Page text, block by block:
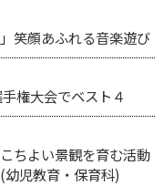
笑顔あふれる音楽遊び
権大会でベスト４
ちよい景観を育む活動
児教育・保育科)